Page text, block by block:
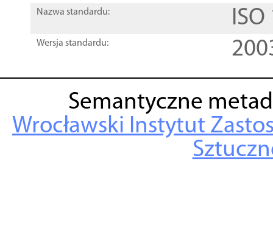
Nazwa standardu:
Wersja standardu:
Semantyczne
Wrocławski Instytut